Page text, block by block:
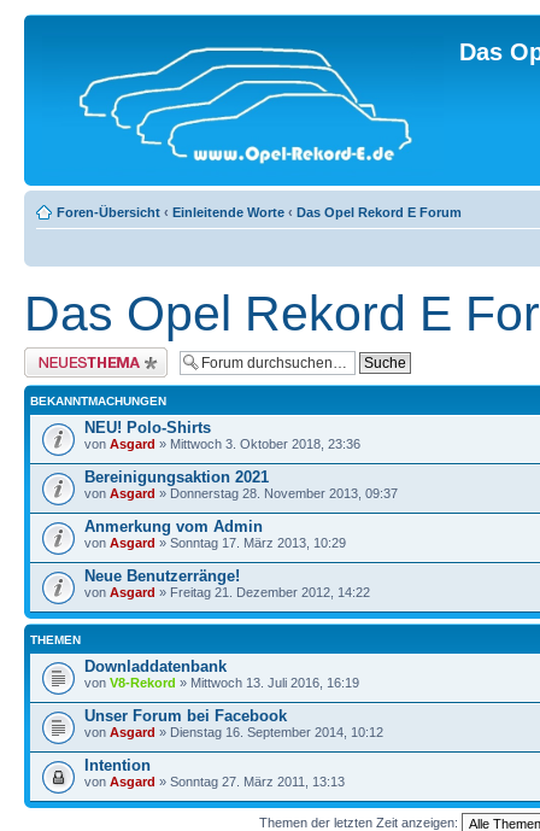
Das
Foren-Übersicht ‹ Einleitende Worte ‹ Das Opel Rekord E Forum
Das Opel Rekord E
Neues Thema erstellen
BEKANNTMACHUNGEN
NEU! Polo-Shirts
von Asgard » Mittwoch 3. Oktober 2018, 23:36
Bereinigungsaktion 2021
von Asgard » Donnerstag 28. November 2013, 09:37
Anmerkung vom Admin
von Asgard » Sonntag 17. März 2013, 10:29
Neue Benutzerränge!
von Asgard » Freitag 21. Dezember 2012, 14:22
THEMEN
Downladdatenbank
von V8-Rekord » Mittwoch 13. Juli 2016, 16:19
Unser Forum bei Facebook
von Asgard » Dienstag 16. September 2014, 10:12
Intention
von Asgard » Sonntag 27. März 2011, 13:13
Themen der letzten Zeit anzeigen: